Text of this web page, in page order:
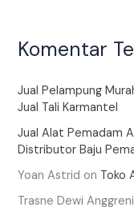
Komentar
Jual Pelampung
Jual Tali Karmantel
Jual Alat Pemadam
Distributor Baju
Yoan Astrid on Toko
Trasne Dewi Anggreni